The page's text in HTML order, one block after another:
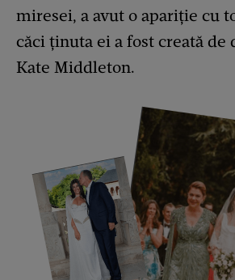
miresei, a avut o apariție cu
căci ținuta ei a fost creată de
Kate Middleton.